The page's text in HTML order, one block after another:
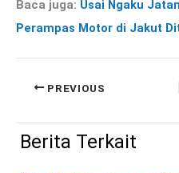
Baca juga: Usai Ngaku
Perampas Motor di Jakut
PREVIOUS
Berita Terkait